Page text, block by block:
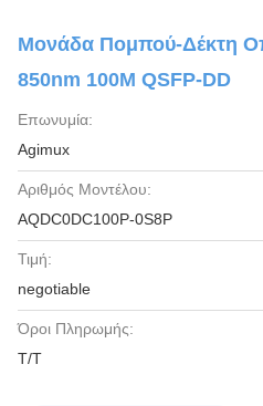
Μονάδα Πομπού-Δέκτη
850nm 100M QSFP-DD
Επωνυμία:
Agimux
Αριθμός Μοντέλου:
AQDC0DC100P-0S8P
Τιμή:
negotiable
Όροι Πληρωμής:
Τ/Τ